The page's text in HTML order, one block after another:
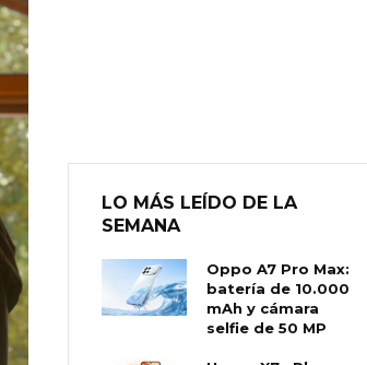
LO MÁS LEÍDO DE LA
SEMANA
Oppo A7 Pro Max:
batería de 10.000
mAh y cámara
selfie de 50 MP